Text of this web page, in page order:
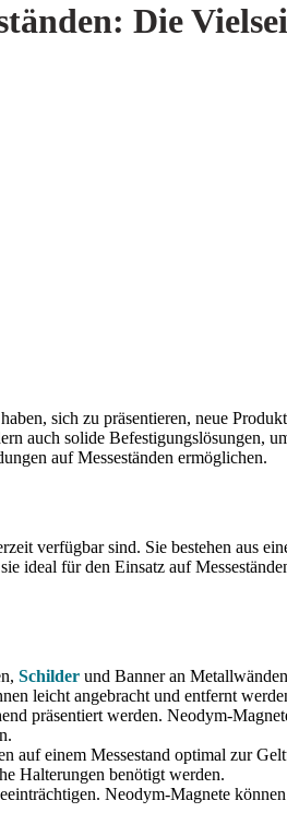
Die
sich zu präsentieren, neue
auch solide Befestigungslösungen,
auf Messeständen ermöglichen.
verfügbar sind. Sie bestehen aus
ideal für den Einsatz auf
Schilder und Banner an
leicht angebracht und entfernt
präsentiert werden. Neodym-
auf einem Messestand optimal zur
Halterungen benötigt werden.
Neodym-Magnete